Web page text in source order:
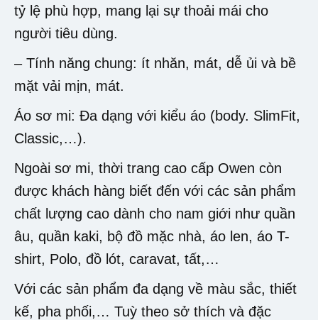
tỷ lệ phù hợp, mang lại sự thoải mái cho
người tiêu dùng.
– Tính năng chung: ít nhăn, mát, dễ ủi và bề
mặt vải mịn, mát.
Áo sơ mi: Đa dạng với kiểu áo (body. SlimFit,
Classic,…).
Ngoài sơ mi, thời trang cao cấp Owen còn
được khách hàng biết đến với các sản phẩm
chất lượng cao dành cho nam giới như quần
âu, quần kaki, bộ đồ mặc nhà, áo len, áo T-
shirt, Polo, đồ lót, caravat, tất,…
Với các sản phẩm đa dạng về màu sắc, thiết
kế, pha phối,… Tuỳ theo sở thích và đặc